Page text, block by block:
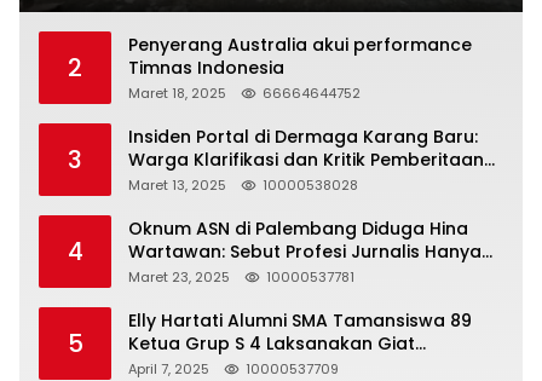
2
Penyerang Australia akui performance
Timnas Indonesia
Maret 18, 2025 66664644752
3
Insiden Portal di Dermaga Karang Baru:
Warga Klarifikasi dan Kritik Pemberitaan
yang Tidak Akurat
Maret 13, 2025 10000538028
4
Oknum ASN di Palembang Diduga Hina
Wartawan: Sebut Profesi Jurnalis Hanya
Seharga 2 Liter Bensin, Berujung Dugaan
Maret 23, 2025 10000537781
5
Elly Hartati Alumni SMA Tamansiswa 89
Ketua Grup S 4 Laksanakan Giat
Silaturahmi
April 7, 2025 10000537709